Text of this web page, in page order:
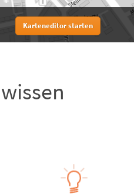
Karteneditor starten